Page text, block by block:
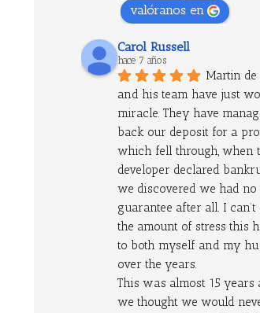
valóranos en
Carol Russell
hace 7 años
Martin
and his team have just
miracle. They have
back our deposit for a
which fell through, when
developer declared
we discovered we had
guarantee after all. I can’t
the amount of stress this
to both myself and my
over the years.
This was almost 15 years
we thought we would